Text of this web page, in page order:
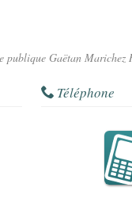
Gaëtan
Téléphone